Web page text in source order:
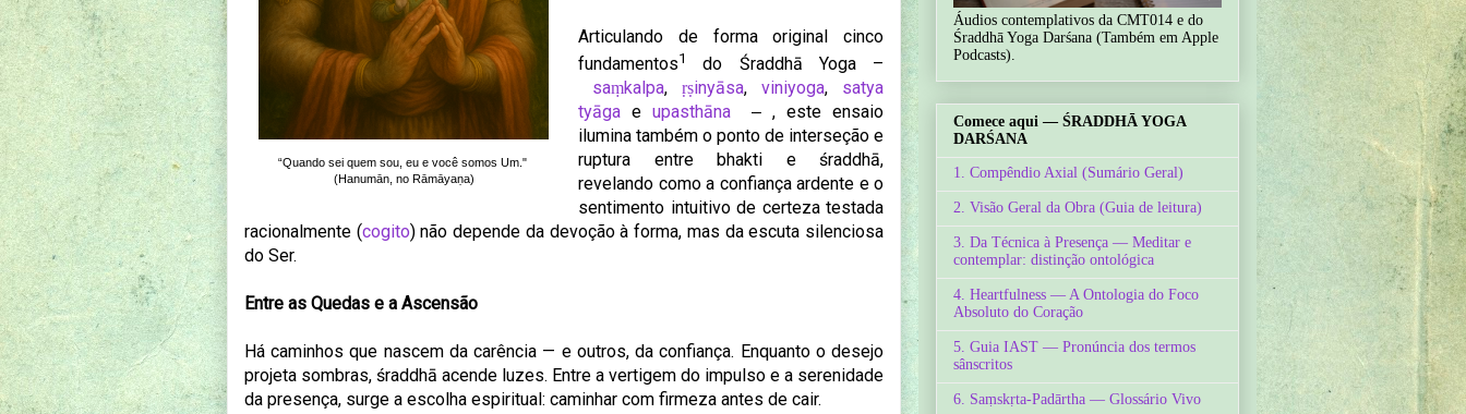
“Quando sei quem sou, eu e você somos Um.​"
(Hanumān, no Rāmāyaṇa)
Articulando de forma original cinco
fundamentos1 do Śraddhā Yoga–
saṃkalpa, ṛṣinyāsa, viniyoga, satya
tyāga e upasthāna–, este ensaio
ilumina também o ponto de interseção e
ruptura entre bhakti e śraddhā,
revelando como a confiança ardente e o
sentimento intuitivo de certeza testada
racionalmente (cogito) não depende da devoção à forma, mas da escuta silenciosa
do Ser.
Entre as Quedas e a Ascensão
Há caminhos que nascem da carência — e outros, da confiança. Enquanto o desejo
projeta sombras, śraddhā acende luzes. Entre a vertigem do impulso e a serenidade
da presença, surge a escolha espiritual: caminhar com firmeza antes de cair.
Áudios contemplativos da CMT014 e do
Śraddhā Yoga Darśana (Também em Apple
Podcasts).
Comece aqui — ŚRADDHĀ YOGA
DARŚANA
1. Compêndio Axial (Sumário Geral)
2. Visão Geral da Obra (Guia de leitura)
3. Da Técnica à Presença — Meditar e
contemplar: distinção ontológica
4. Heartfulness — A Ontologia do Foco
Absoluto do Coração
5. Guia IAST — Pronúncia dos termos
sânscritos
6. Saṃskṛta-Padārtha — Glossário Vivo